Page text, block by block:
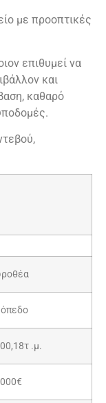
με προοπτικές
επιθυμεί να
και
καθαρό
.μ.